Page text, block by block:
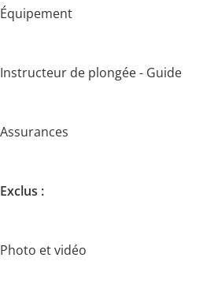
Équipement
Instructeur de plongée - Guide
Assurances
Exclus :
Photo et vidéo